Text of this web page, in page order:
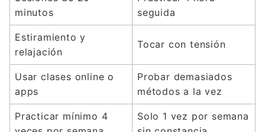
minutos
seguida
Estiramiento y
relajación
Tocar con tensión
Usar clases online o
apps
Probar demasiados
métodos a la vez
Practicar mínimo 4
Solo 1 vez por semana